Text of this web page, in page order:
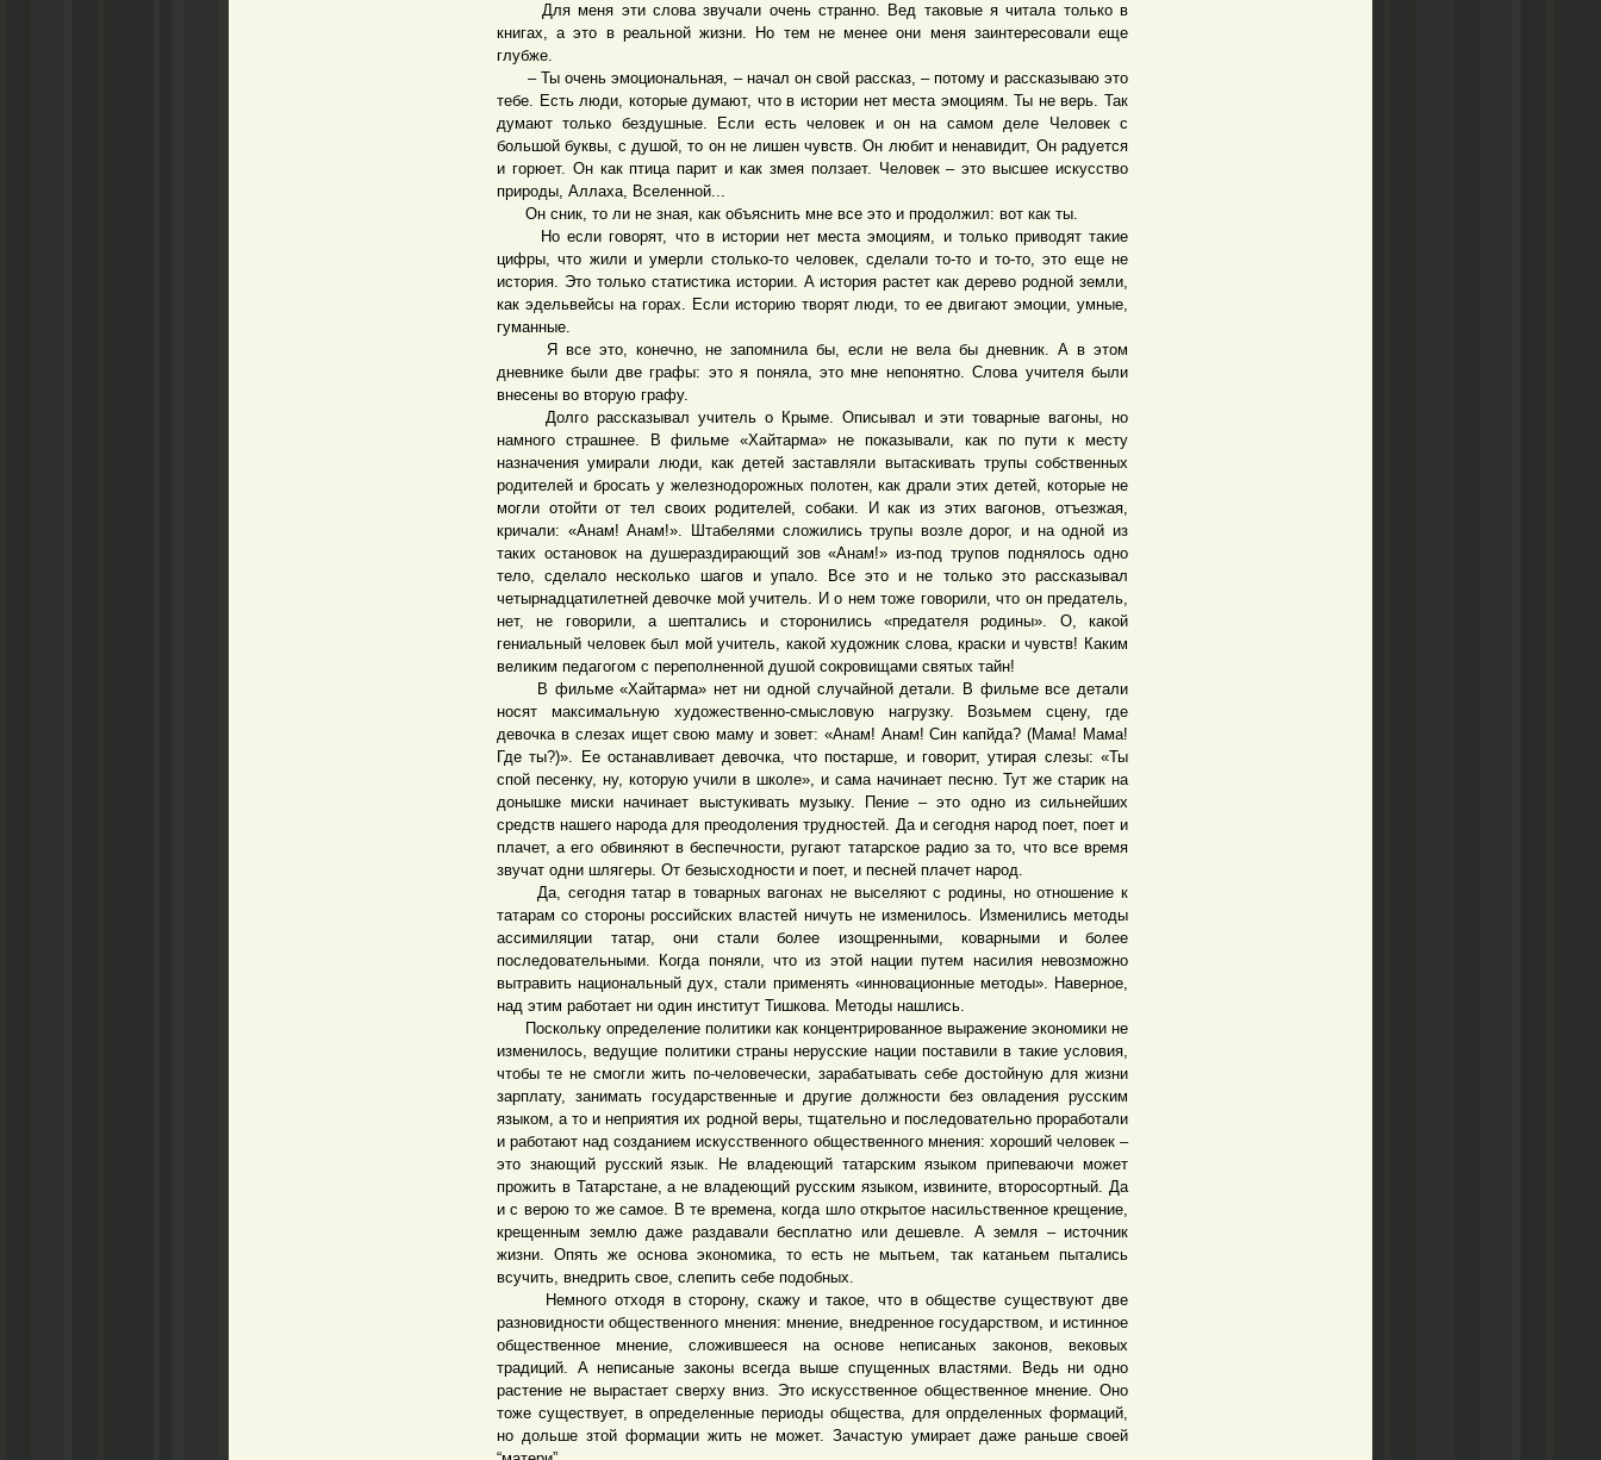
Для меня эти слова звучали очень странно. Вед таковые я читала только в
книгах, а это в реальной жизни. Но тем не менее они меня заинтересовали еще
глубже.
– Ты очень эмоциональная, – начал он свой рассказ, – потому и рассказываю это
тебе. Есть люди, которые думают, что в истории нет места эмоциям. Ты не верь. Так
думают только бездушные. Если есть человек и он на самом деле Человек с
большой буквы, с душой, то он не лишен чувств. Он любит и ненавидит, Он радуется
и горюет. Он как птица парит и как змея ползает. Человек – это высшее искусство
природы, Аллаха, Вселенной...
Он сник, то ли не зная, как объяснить мне все это и продолжил: вот как ты.
Но если говорят, что в истории нет места эмоциям, и только приводят такие
цифры, что жили и умерли столько-то человек, сделали то-то и то-то, это еще не
история. Это только статистика истории. А история растет как дерево родной земли,
как эдельвейсы на горах. Если историю творят люди, то ее двигают эмоции, умные,
гуманные.
Я все это, конечно, не запомнила бы, если не вела бы дневник. А в этом
дневнике были две графы: это я поняла, это мне непонятно. Слова учителя были
внесены во вторую графу.
Долго рассказывал учитель о Крыме. Описывал и эти товарные вагоны, но
намного страшнее. В фильме «Хайтарма» не показывали, как по пути к месту
назначения умирали люди, как детей заставляли вытаскивать трупы собственных
родителей и бросать у железнодорожных полотен, как драли этих детей, которые не
могли отойти от тел своих родителей, собаки. И как из этих вагонов, отъезжая,
кричали: «Анам! Анам!». Штабелями сложились трупы возле дорог, и на одной из
таких остановок на душераздирающий зов «Анам!» из-под трупов поднялось одно
тело, сделало несколько шагов и упало. Все это и не только это рассказывал
четырнадцатилетней девочке мой учитель. И о нем тоже говорили, что он предатель,
нет, не говорили, а шептались и сторонились «предателя родины». О, какой
гениальный человек был мой учитель, какой художник слова, краски и чувств! Каким
великим педагогом с переполненной душой сокровищами святых тайн!
В фильме «Хайтарма» нет ни одной случайной детали. В фильме все детали
носят максимальную художественно-смысловую нагрузку. Возьмем сцену, где
девочка в слезах ищет свою маму и зовет: «Анам! Анам! Син капйда? (Мама! Мама!
Где ты?)». Ее останавливает девочка, что постарше, и говорит, утирая слезы: «Ты
спой песенку, ну, которую учили в школе», и сама начинает песню. Тут же старик на
донышке миски начинает выстукивать музыку. Пение – это одно из сильнейших
средств нашего народа для преодоления трудностей. Да и сегодня народ поет, поет и
плачет, а его обвиняют в беспечности, ругают татарское радио за то, что все время
звучат одни шлягеры. От безысходности и поет, и песней плачет народ.
Да, сегодня татар в товарных вагонах не выселяют с родины, но отношение к
татарам со стороны российских властей ничуть не изменилось. Изменились методы
ассимиляции татар, они стали более изощренными, коварными и более
последовательными. Когда поняли, что из этой нации путем насилия невозможно
вытравить национальный дух, стали применять «инновационные методы». Наверное,
над этим работает ни один институт Тишкова. Методы нашлись.
Поскольку определение политики как концентрированное выражение экономики не
изменилось, ведущие политики страны нерусские нации поставили в такие условия,
чтобы те не смогли жить по-человечески, зарабатывать себе достойную для жизни
зарплату, занимать государственные и другие должности без овладения русским
языком, а то и неприятия их родной веры, тщательно и последовательно проработали
и работают над созданием искусственного общественного мнения: хороший человек –
это знающий русский язык. Не владеющий татарским языком припеваючи может
прожить в Татарстане, а не владеющий русским языком, извините, второсортный. Да
и с верою то же самое. В те времена, когда шло открытое насильственное крещение,
крещенным землю даже раздавали бесплатно или дешевле. А земля – источник
жизни. Опять же основа экономика, то есть не мытьем, так катаньем пытались
всучить, внедрить свое, слепить себе подобных.
Немного отходя в сторону, скажу и такое, что в обществе существуют две
разновидности общественного мнения: мнение, внедренное государством, и истинное
общественное мнение, сложившееся на основе неписаных законов, вековых
традиций. А неписаные законы всегда выше спущенных властями. Ведь ни одно
растение не вырастает сверху вниз. Это искусственное общественное мнение. Оно
тоже существует, в определенные периоды общества, для опрделенных формаций,
но дольше зтой формации жить не может. Зачастую умирает даже раньше своей